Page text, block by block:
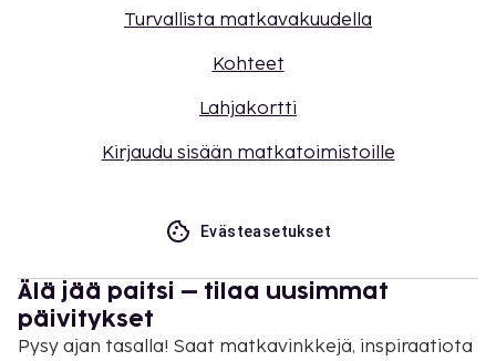
Turvallista matkavakuudella
Kohteet
Lahjakortti
Kirjaudu sisään matkatoimistoille
Evästeasetukset
Älä jää paitsi – tilaa uusimmat
päivitykset
Pysy ajan tasalla! Saat matkavinkkejä, inspiraatiota